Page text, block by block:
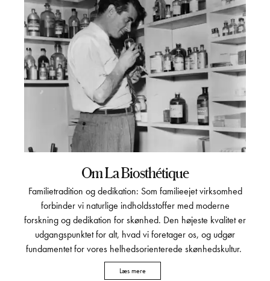
Om La Biosthétique
Familietradition og dedikation: Som familieejet virksomhed
forbinder vi naturlige indholdsstoffer med moderne
forskning og dedikation for skønhed. Den højeste kvalitet er
udgangspunktet for alt, hvad vi foretager os, og udgør
fundamentet for vores helhedsorienterede skønhedskultur.
Læs mere